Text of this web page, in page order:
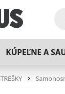
KÚPEĽNE A